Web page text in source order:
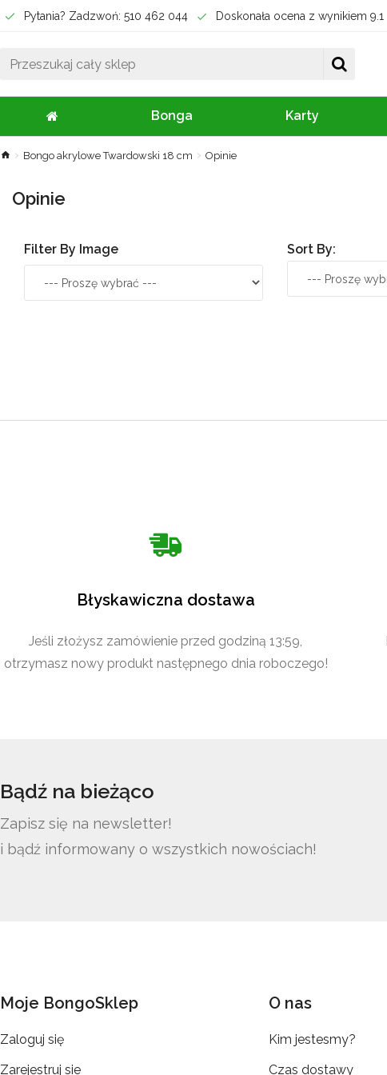
Pytania? Zadzwoń: 510 462 044 Doskonała ocena z wynikiem 9.1
Bonga Karty
Bongo akrylowe Twardowski 18 cm Opinie
Opinie
Filter By Image Sort By:
Błyskawiczna dostawa
Jeśli złożysz zamówienie przed godziną 13:59,
otrzymasz nowy produkt następnego dnia roboczego!
Bądź na bieżąco
Zapisz się na newsletter!
i bądź informowany o wszystkich nowościach!
Moje BongoSklep
Zaloguj się
Zarejestruj sie
O nas
Kim jestesmy?
Czas dostawy